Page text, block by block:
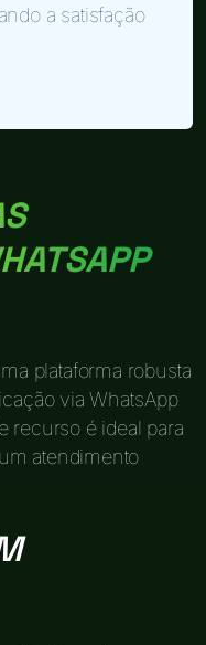
a satisfação
plataforma robusta
via WhatsApp
recurso é ideal para
atendimento